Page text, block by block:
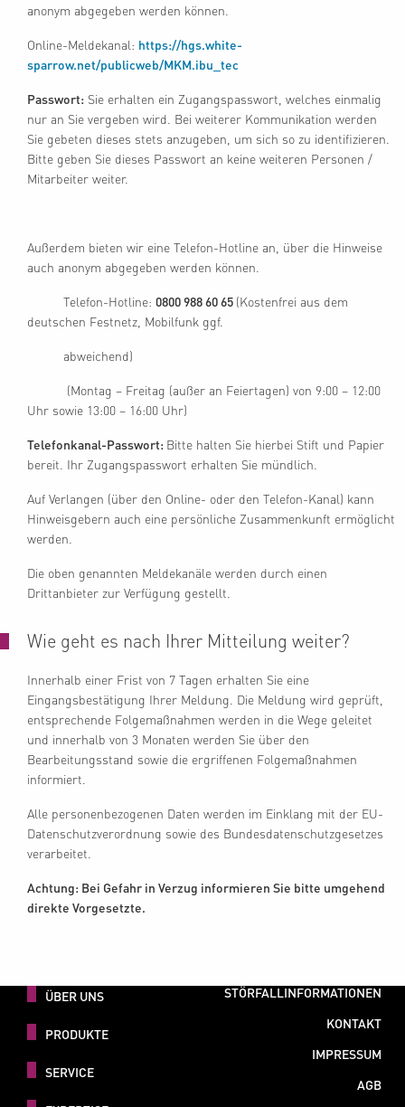
anonym abgegeben werden können.
Online-Meldekanal: https://hgs.white-
sparrow.net/publicweb/MKM.ibu_tec
Passwort: Sie erhalten ein Zugangspasswort, welches einmalig
nur an Sie vergeben wird. Bei weiterer Kommunikation werden
Sie gebeten dieses stets anzugeben, um sich so zu identifizieren.
Bitte geben Sie dieses Passwort an keine weiteren Personen /
Mitarbeiter weiter.
Außerdem bieten wir eine Telefon-Hotline an, über die Hinweise
auch anonym abgegeben werden können.
Telefon-Hotline: 0800 988 60 65 (Kostenfrei aus dem
deutschen Festnetz, Mobilfunk ggf.
abweichend)
(Montag – Freitag (außer an Feiertagen) von 9:00 – 12:00
Uhr sowie 13:00 – 16:00 Uhr)
Telefonkanal-Passwort: Bitte halten Sie hierbei Stift und Papier
bereit. Ihr Zugangspasswort erhalten Sie mündlich.
Auf Verlangen (über den Online- oder den Telefon-Kanal) kann
Hinweisgebern auch eine persönliche Zusammenkunft ermöglicht
werden.
Die oben genannten Meldekanäle werden durch einen
Drittanbieter zur Verfügung gestellt.
Wie geht es nach Ihrer Mitteilung weiter?
Innerhalb einer Frist von 7 Tagen erhalten Sie eine
Eingangsbestätigung Ihrer Meldung. Die Meldung wird geprüft,
entsprechende Folgemaßnahmen werden in die Wege geleitet
und innerhalb von 3 Monaten werden Sie über den
Bearbeitungsstand sowie die ergriffenen Folgemaßnahmen
informiert.
Alle personenbezogenen Daten werden im Einklang mit der EU-
Datenschutzverordnung sowie des Bundesdatenschutzgesetzes
verarbeitet.
Achtung: Bei Gefahr in Verzug informieren Sie bitte umgehend
direkte Vorgesetzte.
ÜBER UNS
PRODUKTE
SERVICE
STÖRFALLINFORMATIONEN
KONTAKT
IMPRESSUM
AGB